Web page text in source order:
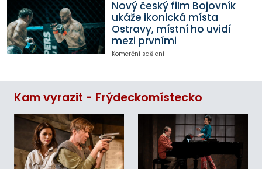
Nový český film Bojovník
ukáže ikonická místa
Ostravy, místní ho uvidí
mezi prvními
Komerční sdělení
Kam vyrazit - Frýdeckomístecko